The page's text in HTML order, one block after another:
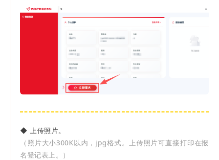
◆上传照片。
（照片大小300K以内，jpg格式。上传照片可直接打印在报
名登记表上。）